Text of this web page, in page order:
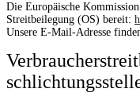
Die Europäische
Streitbeilegung (OS) bereit:
Unsere E-Mail-Adresse